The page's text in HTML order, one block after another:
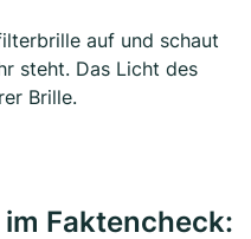
Faktencheck: